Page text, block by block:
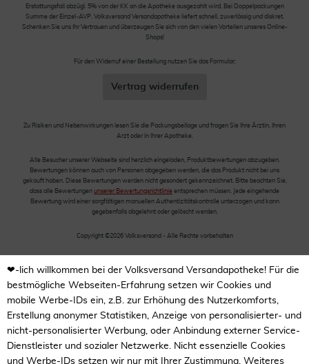
Erstattungsfall abzügl. 5% von der KK an die Apotheke ausgezahlt wird. Bei Doppelpackungen
Summe der Einzel-AVP. Volksversand Versandapotheke liefert schnell, zuverlässig und diskret.
Schenken Sie uns Ihr Vertrauen und überzeugen Sie sich von den vielen Vorteilen unseres Online-
Shops!
Für den Widerruf einer Bestellung nutzen Sie das Formular:
Vertrag widerrufen
Zu Risiken und Nebenwirkungen lesen Sie die Packungsbeilage und fragen Sie Ihre Ärztin, Ihren
Arzt oder in Ihrer Apotheke.
Alle Besucher unserer Webseite sind herzlich eingeladen, Produktbewertungen abzugeben.
Bewertungen können auch von Personen abgegeben werden, die das Produkt nicht bei uns
gekauft haben. Diese Bewertungen werden nicht gesondert gekennzeichnet. Bitte beachten Sie,
dass alle Bewertungen unserer Bewertungsrichtlinie entsprechen müssen. Jede eingehende
Bewertung wird einer sorgfältigen manuellen Authentizitätskontrolle unterzogen und kann
gegebenfalls abgelehnt oder gelöscht werden.
Copyright ©2026 Volksversand - Alle Rechte vorbehalten
❤-lich willkommen bei der Volksversand Versandapotheke! Für die
bestmögliche Webseiten-Erfahrung setzen wir Cookies und
mobile Werbe-IDs ein, z.B. zur Erhöhung des Nutzerkomforts,
Erstellung anonymer Statistiken, Anzeige von personalisierter- und
nicht-personalisierter Werbung, oder Anbindung externer Service-
Dienstleister und sozialer Netzwerke. Nicht essenzielle Cookies
und Werbe-IDs setzen wir nur mit Ihrer Zustimmung. Weiteres